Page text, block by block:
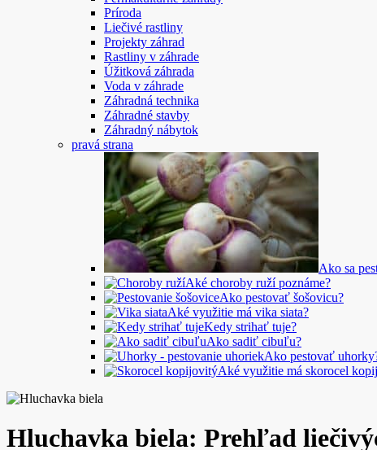
Príroda
Liečivé rastliny
Projekty záhrad
Rastliny v záhrade
Úžitková záhrada
Voda v záhrade
Záhradná technika
Záhradné stavby
Záhradný nábytok
pravá strana
Ako sa
Aké choroby ruží poznáme?
Ako pestovať šošovicu?
Aké využitie má vika siata?
Kedy strihať tuje?
Ako sadiť cibuľu?
Ako pestovať
Aké využitie má skorocel
Hluchavka biela: Prehľad